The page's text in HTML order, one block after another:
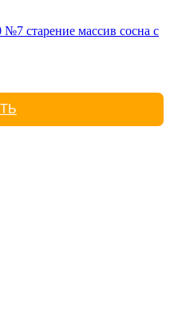
старение массив сосна с